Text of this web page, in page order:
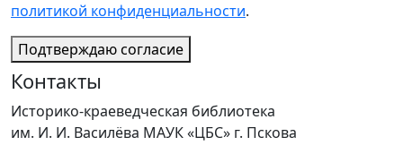
политикой конфиденциальности.
Подтверждаю согласие
Контакты
Историко-краеведческая библиотека
им. И. И. Василёва МАУК «ЦБС» г. Пскова